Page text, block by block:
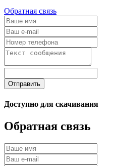
Обратная связь
Отправить
Доступно для скачивания
Обратная связь